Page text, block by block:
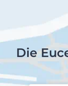
Die